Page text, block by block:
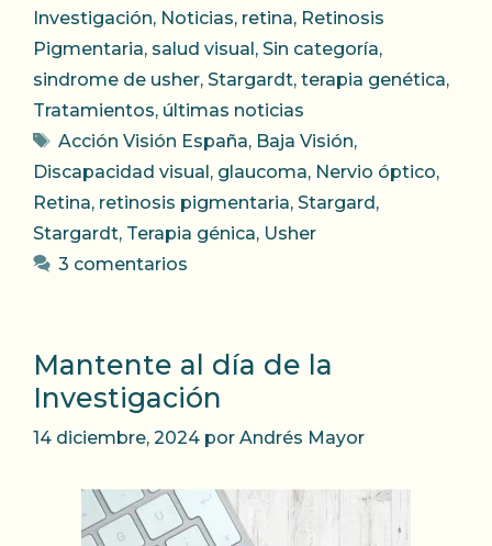
Investigación, Noticias, retina, Retinosis
Pigmentaria, salud visual , Sin categoría,
sindrome de usher, Stargardt, terapia genética,
Tratamientos, últimas noticias
Etiquetas
Acción Visión España, Baja Visión,
Discapacidad visual , glaucoma, Nervio óptico,
Retina, retinosis pigmentaria, Stargard ,
Stargardt, Terapia génica, Usher
3 comentarios
Mantente al día de la
Investigación
14 diciembre, 2024 por Andrés Mayor